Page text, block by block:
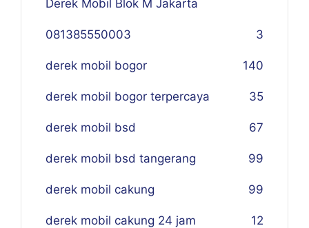
Derek Mobil Blok M Jakarta
081385550003 3
derek mobil bogor 140
derek mobil bogor terpercaya 35
derek mobil bsd 67
derek mobil bsd tangerang 99
derek mobil cakung 99
derek mobil cakung 24 jam 12